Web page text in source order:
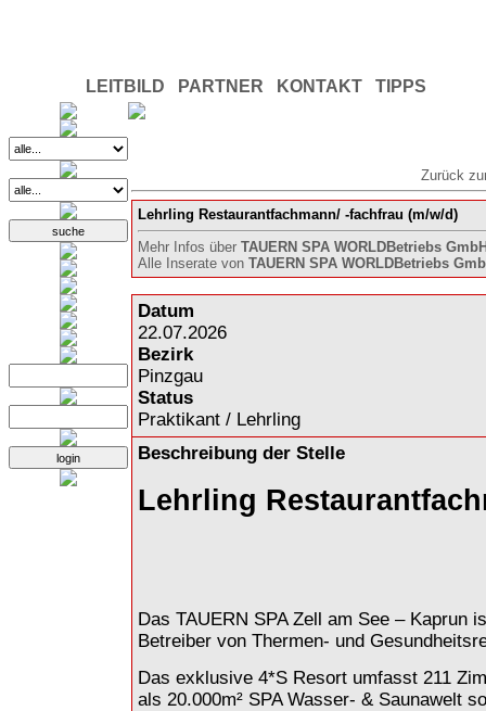
LEITBILD PARTNER KONTAKT TIPPS
Zurück
Lehrling Restaurantfachmann/ -fachfrau (m/w/d)
Mehr Infos über TAUERN SPA WORLDBetriebs
Alle Inserate von TAUERN SPA WORLDBetriebs
Datum
22.07.2026
Bezirk
Pinzgau
Status
Praktikant / Lehrling
Beschreibung der Stelle
Lehrling
Das TAUERN SPA Zell am See –
Betreiber von Thermen- und
Das exklusive 4*S Resort umfasst 211
als 20.000m² SPA Wasser- & Saunawelt